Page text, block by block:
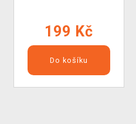
199 Kč
Do košíku